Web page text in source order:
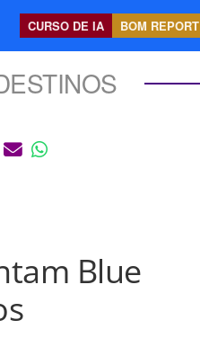
CURSO DE IA BOM REPORT
Blue